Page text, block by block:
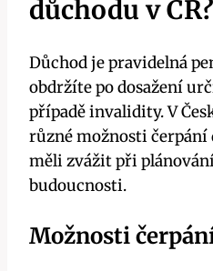
důchodu v ČR?
Důchod je pravidelná
obdržíte po dosažení
případě invalidity. V
různé možnosti čerpání
měli zvážit při
budoucnosti.
Možnosti